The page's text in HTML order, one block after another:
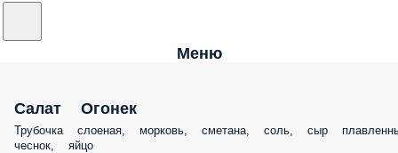
Меню
Салат Огонек
Трубочка слоеная, морковь, сметана, соль, сыр
чеснок, яйцо